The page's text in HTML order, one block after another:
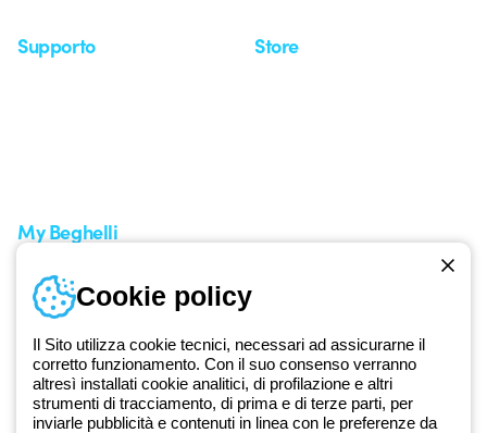
Dal 2025 Beghelli è parte del Gruppo GEWISS, all’interno
dell’ecosistema GEWISS LightZone, dove realizziamo soluzioni di
Supporto Store
My Beghelli
Accedi o registrati
Formazione
Documentazione e software
Iscriviti alla newsletter
Cookie policy
Il Sito utilizza cookie tecnici, necessari ad assicurarne il
corretto funzionamento. Con il suo consenso verranno
altresì installati cookie analitici, di profilazione e altri
strumenti di tracciamento, di prima e di terze parti, per
inviarle pubblicità e contenuti in linea con le preferenze da